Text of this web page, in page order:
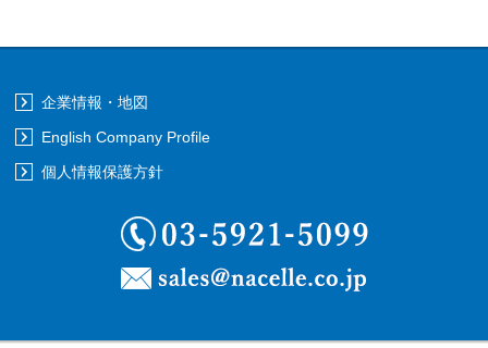
企業情報・地図
English Company Profile
個人情報保護方針